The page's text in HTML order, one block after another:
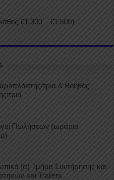
€1.300 – €1.500)
τρια & Βοηθός
τρια
Πωλήσεων (ωράριο
(α) Τμήμα Συντήρησης και
και Trailers